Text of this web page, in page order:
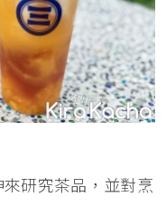
來研究茶品，並對烹